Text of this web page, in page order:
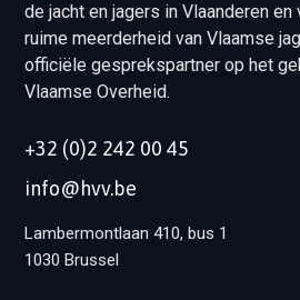
de jacht en jagers in Vlaanderen
ruime meerderheid van Vlaamse
officiële gesprekspartner op het
Vlaamse Overheid.
+32 (0)2 242 00 45
info@hvv.be
Lambermontlaan 410, bus 1
1030 Brussel